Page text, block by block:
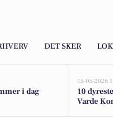
DET SKER
i dag
05-08-2026
10
Varde